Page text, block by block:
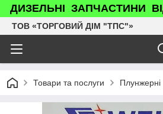
ДИЗЕЛЬНІ ЗАПЧАСТИНИ
ТОВ «ТОРГОВИЙ ДІМ "ТПС"»
Товари та послуги